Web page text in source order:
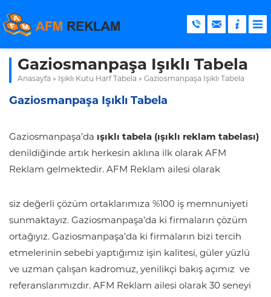
Gaziosmanpaşa Işıklı Tabela
Anasayfa » Işıklı Kutu Harf Tabela » Gaziosmanpaşa Işıklı Tabela
Gaziosmanpaşa Işıklı Tabela
Gaziosmanpaşa’da ışıklı tabela (ışıklı reklam tabelası)
denildiğinde artık herkesin aklına ilk olarak AFM
Reklam gelmektedir. AFM Reklam ailesi olarak
siz değerli çözüm ortaklarımıza %100 iş memnuniyeti
sunmaktayız. Gaziosmanpaşa’da ki firmaların çözüm
ortağıyız. Gaziosmanpaşa’da ki firmaların bizi tercih
etmelerinin sebebi yaptığımız işin kalitesi, güler yüzlü
ve uzman çalışan kadromuz, yenilikçi bakış açımız ve
referanslarımızdır. AFM Reklam ailesi olarak 30 seneyi